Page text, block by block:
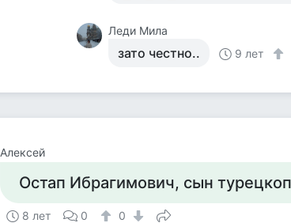
Леди Мила
зато честно.. 9 лет
Алексей
Остап Ибрагимович, сын
8 лет 0 0